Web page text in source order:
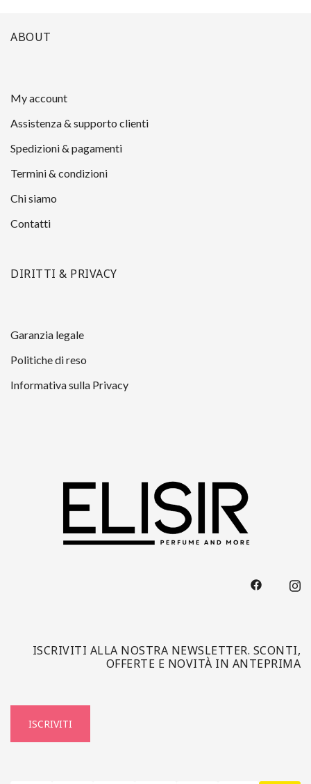
ABOUT
My account
Assistenza & supporto clienti
Spedizioni & pagamenti
Termini & condizioni
Chi siamo
Contatti
DIRITTI & PRIVACY
Garanzia legale
Politiche di reso
Informativa sulla Privacy
ISCRIVITI ALLA NOSTRA NEWSLETTER. SCONTI,
OFFERTE E NOVITÀ IN ANTEPRIMA
ISCRIVITI